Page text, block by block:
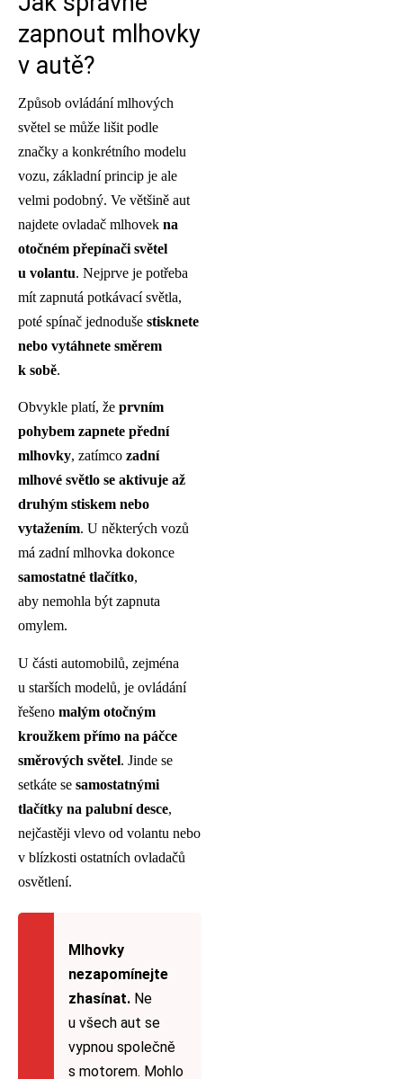
zapnout mlhovky
v autě?
Způsob ovládání mlhových
světel se může lišit podle
značky a konkrétního modelu
vozu, základní princip je ale
velmi podobný. Ve většině aut
najdete ovladač mlhovek na
otočném přepínači světel
u volantu. Nejprve je potřeba
mít zapnutá potkávací světla,
poté spínač jednoduše stisknete
nebo vytáhnete směrem
k sobě.
Obvykle platí, že prvním
pohybem zapnete přední
mlhovky, zatímco zadní
mlhové světlo se aktivuje až
druhým stiskem nebo
vytažením. U některých vozů
má zadní mlhovka dokonce
samostatné tlačítko,
aby nemohla být zapnuta
omylem.
U části automobilů, zejména
u starších modelů, je ovládání
řešeno malým otočným
kroužkem přímo na páčce
směrových světel. Jinde se
setkáte se samostatnými
tlačítky na palubní desce,
nejčastěji vlevo od volantu nebo
v blízkosti ostatních ovladačů
osvětlení.
Mlhovky
nezapomínejte
zhasínat.Ne
u všech aut se
vypnou společně
s motorem. Mohlo